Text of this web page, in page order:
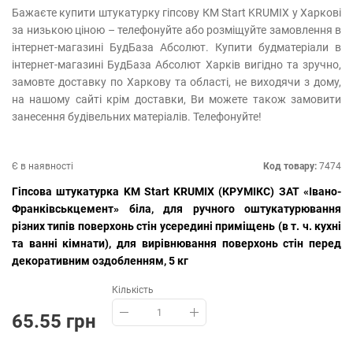
Бажаєте купити штукатурку гіпсову КМ Start KRUMIX у Харкові
за низькою ціною – телефонуйте або розміщуйте замовлення в
інтернет-магазині БудБаза Абсолют. Купити будматеріали в
інтернет-магазині БудБаза Абсолют Харків вигідно та зручно,
замовте доставку по Харкову та області, не виходячи з дому,
на нашому сайті крім доставки, Ви можете також замовити
занесення будівельних матеріалів. Телефонуйте!
Є в наявності Код товару: 7474
Гіпсова штукатурка KM Start KRUMIX (КРУМІКС) ЗАТ «Івано-
Франківськцемент» біла, для ручного оштукатурювання
різних типів поверхонь стін усередині приміщень (в т. ч. кухні
та ванні кімнати), для вирівнювання поверхонь стін перед
декоративним оздобленням, 5 кг
65.55 грн
Кількість